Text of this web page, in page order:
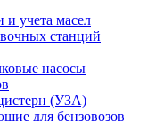
и учета масел
станций
насосы
(УЗА)
для бензовозов